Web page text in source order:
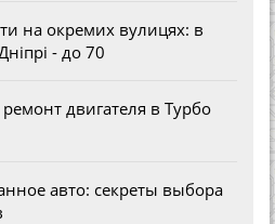
на окремих вулицях: в
- до 70
двигателя в Турбо
авто: секреты выбора